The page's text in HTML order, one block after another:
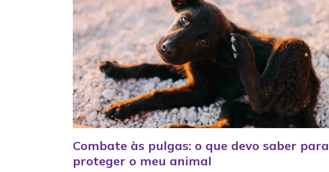
Combate às pulgas: o que devo saber para
proteger o meu animal